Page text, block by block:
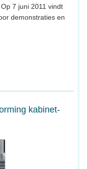
7 juni 2011 vindt
demonstraties en
kabinet-